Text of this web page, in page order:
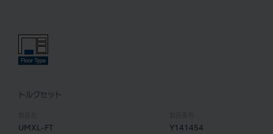
トルクセット
UMXL-FT Y141454